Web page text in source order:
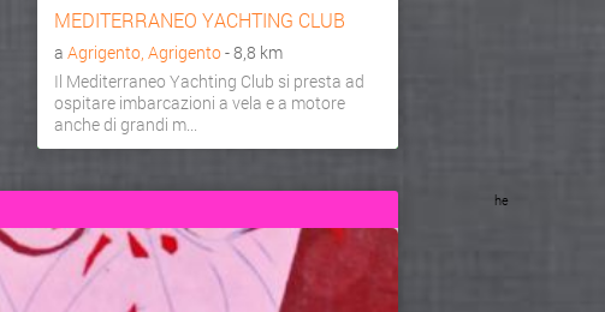
MEDITERRANEO YACHTING CLUB
a Agrigento, Agrigento- 8,8 km
Il Mediterraneo Yachting Club si presta ad
ospitare imbarcazioni a vela e a motore
anche di grandi m...
he